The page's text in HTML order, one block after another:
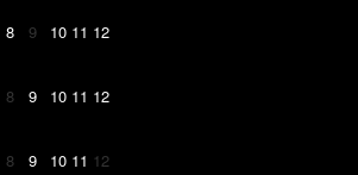
8 9 10 11 12
8 9 10 11 12
8 9 10 11 12